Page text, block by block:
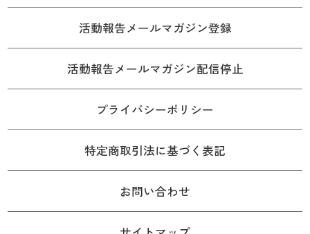
活動報告メールマガジン登録
活動報告メールマガジン配信停止
プライバシーポリシー
特定商取引法に基づく表記
お問い合わせ